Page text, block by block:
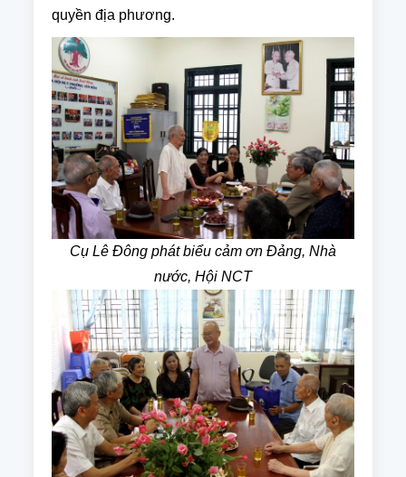
quyền địa phương.
Cụ Lê Đông phát biểu cảm ơn Đảng, Nhà
nước, Hội NCT